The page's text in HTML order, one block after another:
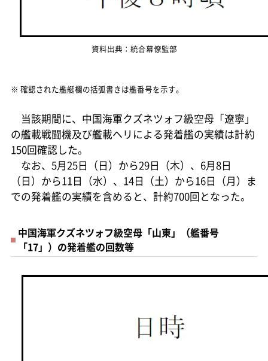
資料出典：統合幕僚監部
※ 確認された艦艇欄の括弧書きは艦番号を示す。
当該期間に、中国海軍クズネツォフ級空母「遼寧」
の艦載戦闘機及び艦載ヘリによる発着艦の実績は計約
150回確認した。
なお、5月25日（日）から29日（木）、6月8日
（日）から11日（水）、14日（土）から16日（月）ま
での発着艦の実績を含めると、計約700回となった。
中国海軍クズネツォフ級空母「山東」（艦番号
「17」）の発着艦の回数等